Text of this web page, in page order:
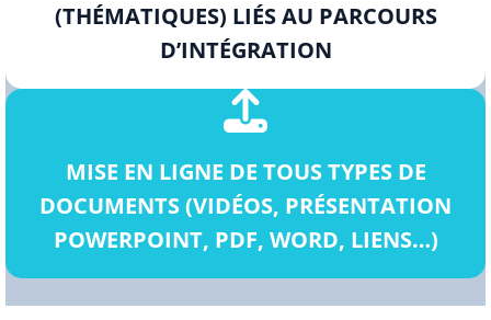
(THÉMATIQUES) LIÉS AU PARCOURS
D’INTÉGRATION
MISE EN LIGNE DE TOUS TYPES DE
DOCUMENTS (VIDÉOS, PRÉSENTATION
POWERPOINT, PDF, WORD, LIENS…)